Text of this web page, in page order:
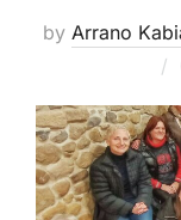
by Arrano